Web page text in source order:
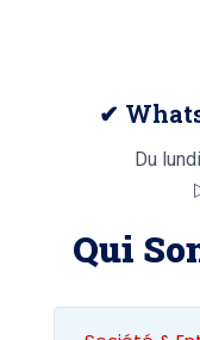
✔
Du
Qui